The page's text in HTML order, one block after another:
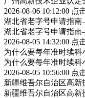
2026-08-06 10:12:00 点
湖北省老字号申请指
湖北省老字号申请指
2026-08-05 14:32:00 点
为什么要每年准时续
为什么要每年准时续
2026-08-05 10:56:00 点
新疆维吾尔自治区高
新疆维吾尔自治区高